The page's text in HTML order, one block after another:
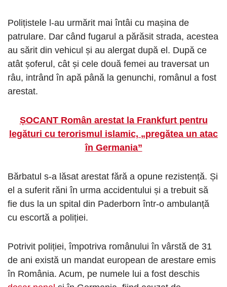
Polițistele l-au urmărit mai întâi cu mașina de
patrulare. Dar când fugarul a părăsit strada, acestea
au sărit din vehicul și au alergat după el. După ce
atât șoferul, cât și cele două femei au traversat un
râu, intrând în apă până la genunchi, românul a fost
arestat.
ȘOCANT Român arestat la Frankfurt pentru
legături cu terorismul islamic, „pregătea un atac
în Germania”
Bărbatul s-a lăsat arestat fără a opune rezistență. Și
el a suferit răni în urma accidentului și a trebuit să
fie dus la un spital din Paderborn într-o ambulanță
cu escortă a poliției.
Potrivit poliției, împotriva românului în vârstă de 31
de ani există un mandat european de arestare emis
în România. Acum, pe numele lui a fost deschis